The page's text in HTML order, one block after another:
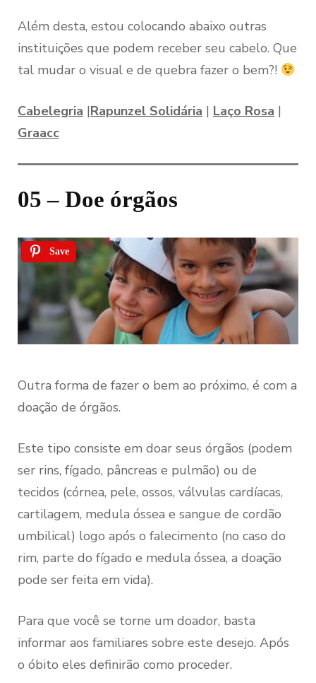
Além desta, estou colocando abaixo outras
instituições que podem receber seu cabelo. Que
tal mudar o visual e de quebra fazer o bem?!
Cabelegria |Rapunzel Solidária | Laço Rosa |
Graacc
05 – Doe órgãos
Save
Outra forma de fazer o bem ao próximo, é com a
doação de órgãos.
Este tipo consiste em doar seus órgãos (podem
ser rins, fígado, pâncreas e pulmão) ou de
tecidos (córnea, pele, ossos, válvulas cardíacas,
cartilagem, medula óssea e sangue de cordão
umbilical) logo após o falecimento (no caso do
rim, parte do fígado e medula óssea, a doação
pode ser feita em vida).
Para que você se torne um doador, basta
informar aos familiares sobre este desejo. Após
o óbito eles definirão como proceder.